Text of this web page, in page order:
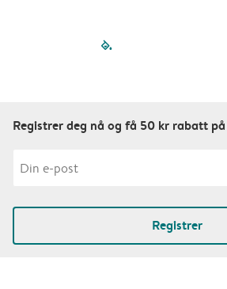
filled-
Registrer deg nå og få 50 kr rabatt
Registrer